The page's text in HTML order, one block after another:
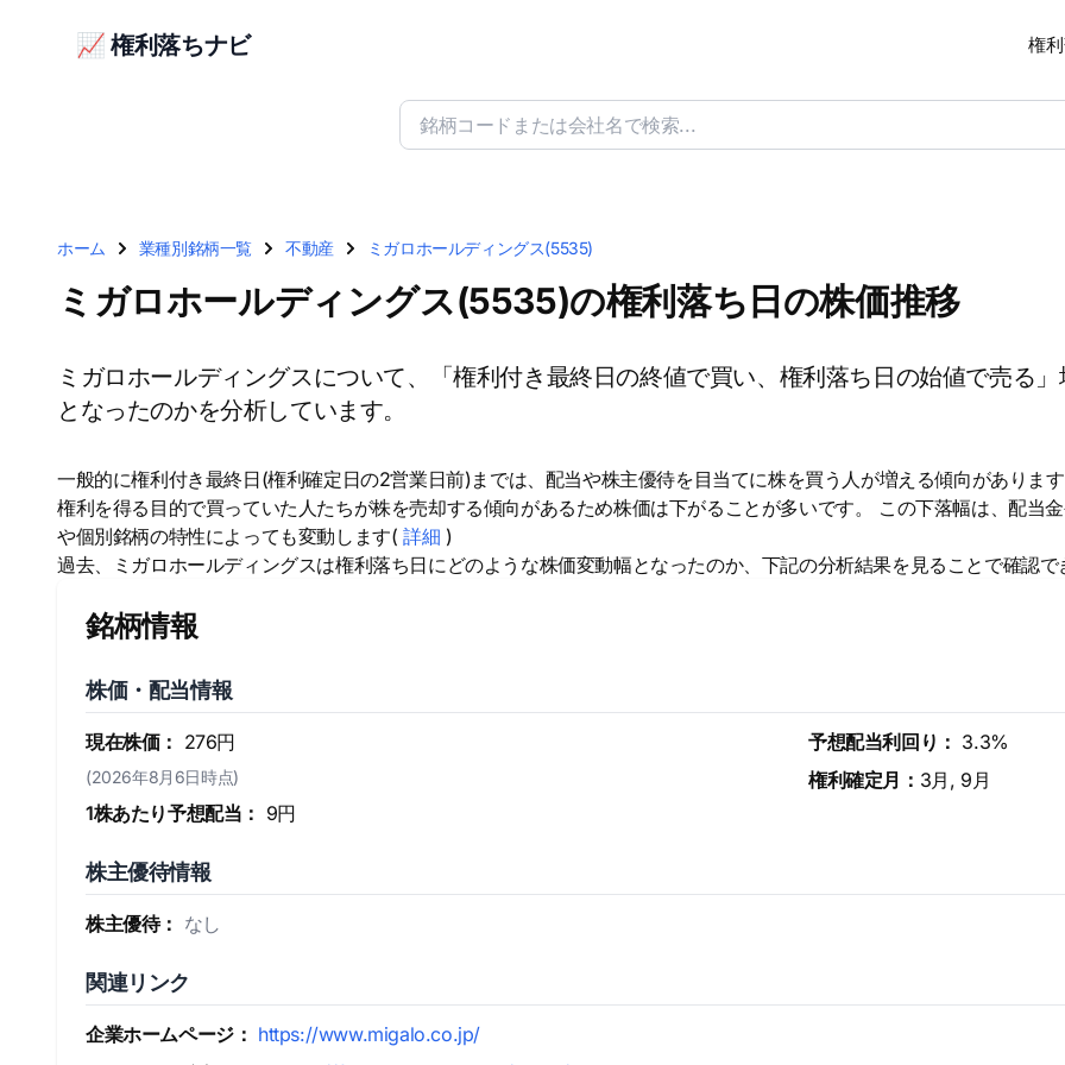
📈 権利落ちナビ 権
ホーム 業種別銘柄一覧 不動産 ミガロホールディングス(5535)
ミガロホールディングス(5535)の権利落ち日の株価推移
ミガロホールディングスについて、「権利付き最終日の終値で買い、権利落ち日の始値で売る
となったのかを分析しています。
一般的に権利付き最終日(権利確定日の2営業日前)までは、配当や株主優待を目当てに株を買う人が増える傾向がありま
権利を得る目的で買っていた人たちが株を売却する傾向があるため株価は下がることが多いです。 この下落幅は、配当
や個別銘柄の特性によっても変動します( 詳細 )
過去、ミガロホールディングスは権利落ち日にどのような株価変動幅となったのか、下記の分析結果を見ることで確認で
銘柄情報
株価・配当情報
現在株価： 276円
(2026年8月6日時点)
1株あたり予想配当： 9円
予想配当利回り： 3.3%
権利確定月： 3月, 9月
株主優待情報
株主優待： なし
関連リンク
企業ホームページ： https://www.migalo.co.jp/